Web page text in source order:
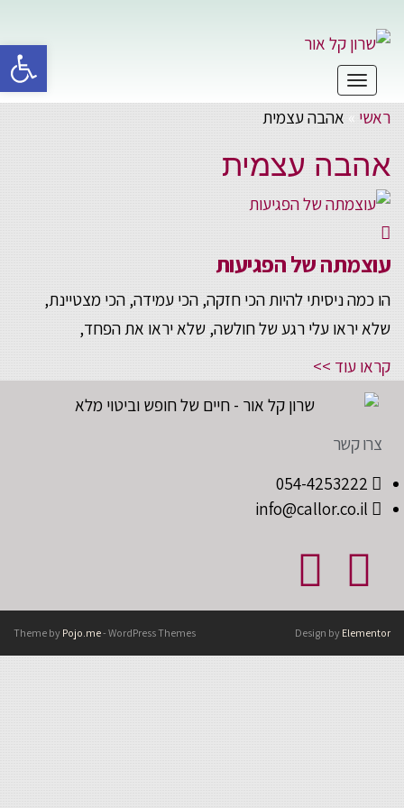
תפריט
ראשי » אהבה עצמית
אהבה עצמית
עוצמתה של הפגיעות
הו כמה ניסיתי להיות הכי חזקה, הכי עמידה, הכי מצטיינת,
שלא יראו עלי רגע של חולשה, שלא יראו את הפחד,
קראו עוד >>
צרו קשר
054-4253222
info@callor.co.il
Theme by Pojo.me- WordPress Themes Design by Elementor
פתח